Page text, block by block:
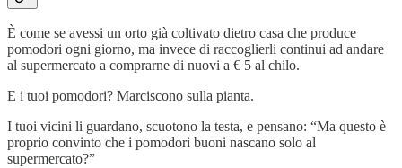
È come se avessi un orto già coltivato dietro casa che produce
pomodori ogni giorno, ma invece di raccoglierli continui ad andare
al supermercato a comprarne di nuovi a € 5 al chilo.
E i tuoi pomodori? Marciscono sulla pianta.
I tuoi vicini li guardano, scuotono la testa, e pensano: “Ma questo è
proprio convinto che i pomodori buoni nascano solo al
supermercato?”